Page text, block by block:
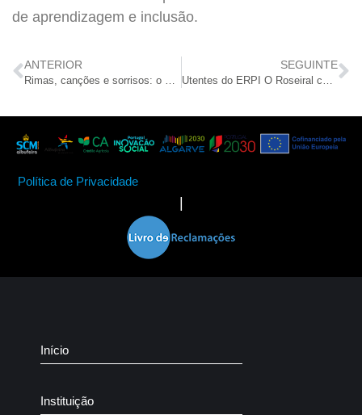
de aprendizagem e inclusão.
ANTERIOR SEGUINTE
Política de Privacidade
|
Início
Instituição